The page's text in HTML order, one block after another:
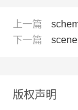
上一篇
下一篇
版权声明